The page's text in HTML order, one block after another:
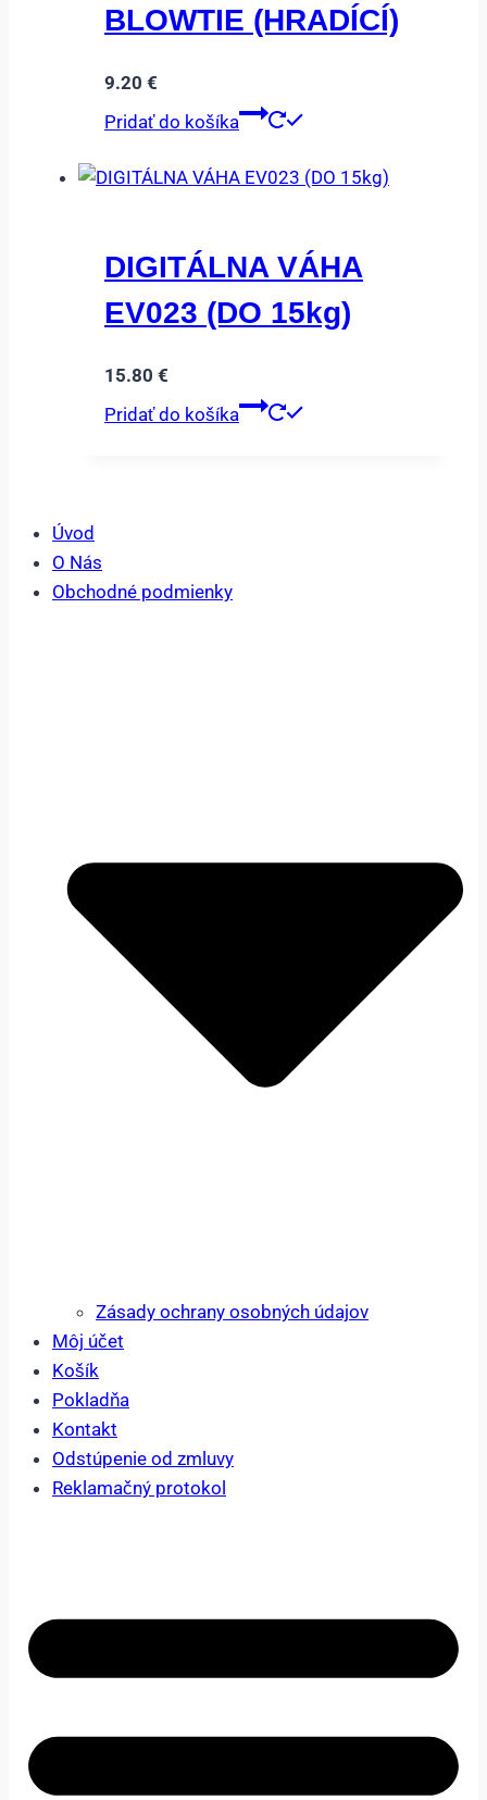
BLOWTIE (HRADÍCÍ)
9.20 €
Pridať do košíka
DIGITÁLNA VÁHA
EV023 (DO 15kg)
15.80 €
Pridať do košíka
Úvod
O Nás
Obchodné podmienky
Zásady ochrany osobných údajov
Môj účet
Košík
Pokladňa
Kontakt
Odstúpenie od zmluvy
Reklamačný protokol